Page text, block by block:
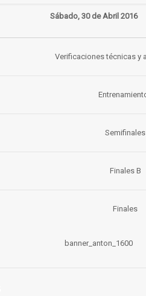
Sábado, 30 de Abril 2016
Verificaciones técnicas y
Semifinales
Finales B
Finales